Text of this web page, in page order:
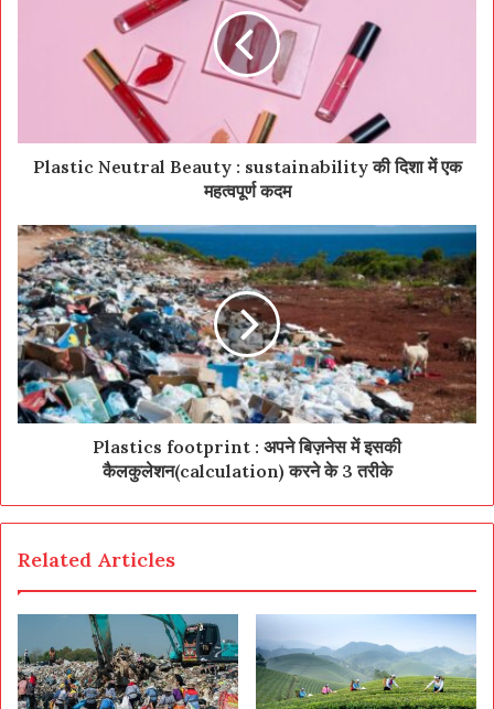
Plastic Neutral Beauty : sustainability की दिशा में एक
महत्वपूर्ण कदम
Plastics footprint : अपने बिज़नेस में इसकी
कैलकुलेशन(calculation) करने के 3 तरीके
Related Articles